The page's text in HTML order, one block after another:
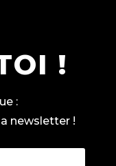
!
:
newsletter !